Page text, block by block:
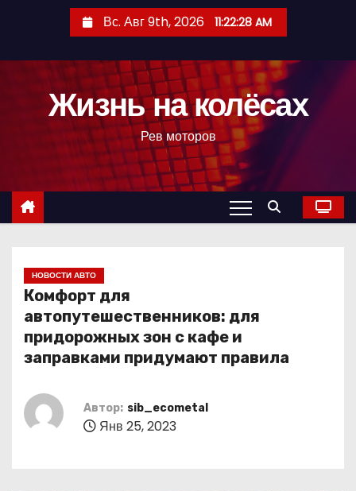
с
Вс. Авг 9th, 2026 11:22:29 AM
Жизнь на колёсах
Рев моторов
НОВОСТИ АВТО
Комфорт для
автопутешественников: для
придорожных зон с кафе и
заправками придумают правила
Автор: sib_ecometal
Янв 25, 2023